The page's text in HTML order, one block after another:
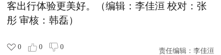
客出行体验更美好。（编辑：李佳洹 校对：张
彤 审核：韩磊）
0 0 0
责任编辑： 李佳洹